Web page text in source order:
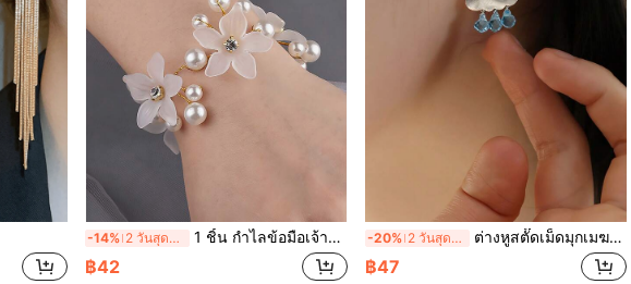
-14% 2 วันสุดท้าย 1 ชิ้น กำไลข้อมือเจ้าสาวประดับมุกเทียม
฿42
-20% 2 วันสุดท้าย ต่างหูสตั๊ดเม็ดมุกเมฆสำหรับผู้หญิง 1 คู่ ต่างหูสไตล์ฟุ้งฝัน เหมาะสำหรับเป็นเครื่องประดับ ของขวัญงานแต่งงาน และต่างหูสำหรับฤดูเจ้าสาว
฿47